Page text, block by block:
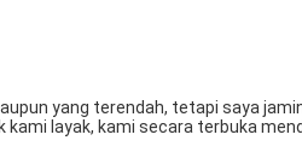
yang terendah, tetapi saya
kami layak, kami secara terbuka